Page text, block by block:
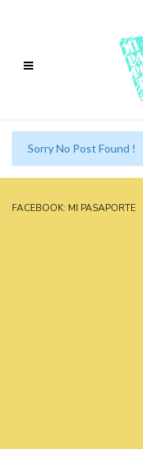
Sorry No Post Found !
FACEBOOK: MI PASAPORTE